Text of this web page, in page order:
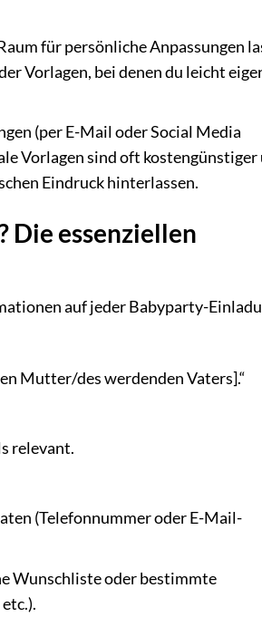
für persönliche Anpassungen
Vorlagen, bei denen du leicht
(per E-Mail oder Social Media
Vorlagen sind oft kostengünstiger
Eindruck hinterlassen.
Die essenziellen
auf jeder Babyparty-
Mutter/des werdenden Vaters].“
relevant.
(Telefonnummer oder E-Mail-
Wunschliste oder bestimmte